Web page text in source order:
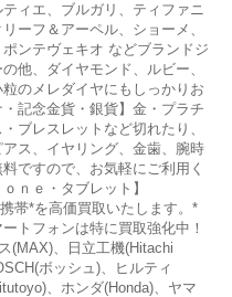
ィエ、ブルガリ、ティファニ
ーフ＆アーペル、ショーメ、
ンテヴェキオ などブランドジ
他、ダイヤモンド、ルビー、
のメレダイヤにもしっかりお
記念金貨・銀貨】金・プラチ
ブレスレットなど切れたり、
ス、イヤリング、金歯、腕時
ですので、お気軽にご利用く
ｎｅ・タブレット】
帯*を高価買取いたします。*
トフォンは特に買取強化中！
(MAX)、日立工機(Hitachi
ボッシュ)、ヒルティ
、ホンダ(Honda)、ヤマ